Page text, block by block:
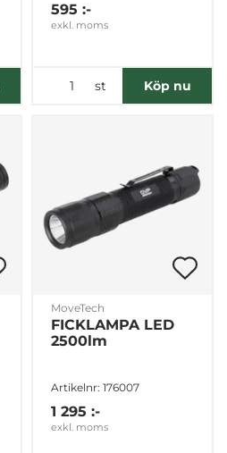
595 :-
exkl. moms
st Köp nu
MoveTech
FICKLAMPA LED
2500lm
Artikelnr: 176007
1 295 :-
exkl. moms